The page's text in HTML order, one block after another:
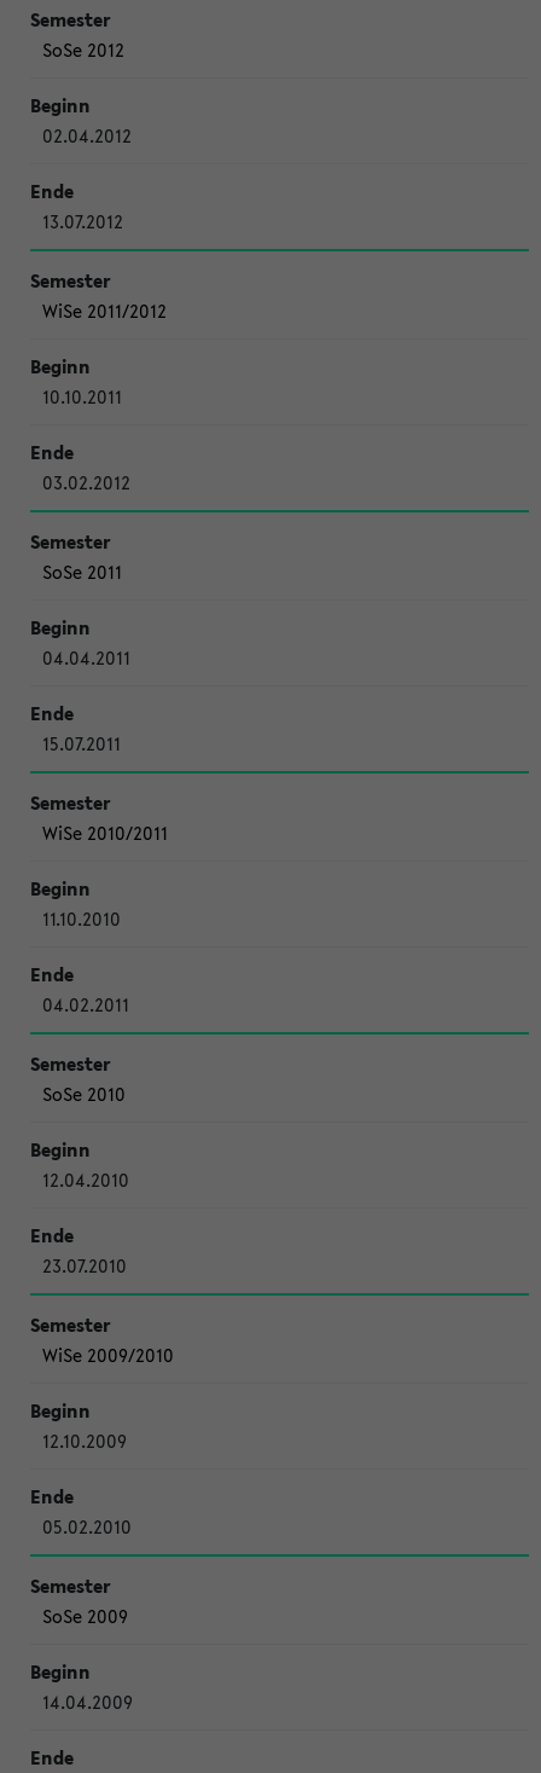
SoSe 2012
02.04.2012
13.07.2012
WiSe 2011/2012
10.10.2011
03.02.2012
SoSe 2011
04.04.2011
15.07.2011
WiSe 2010/2011
11.10.2010
04.02.2011
SoSe 2010
12.04.2010
23.07.2010
WiSe 2009/2010
12.10.2009
05.02.2010
SoSe 2009
14.04.2009